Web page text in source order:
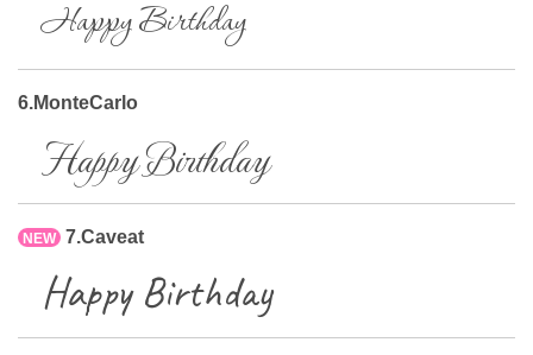
Happy Birthday
6.MonteCarlo
Happy Birthday
NEW 7.Caveat
Happy Birthday